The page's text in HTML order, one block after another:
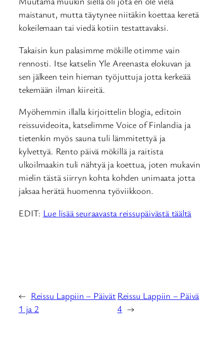
maistanut, mutta täytynee niitäkin koettaa keretä
kokeilemaan tai viedä kotiin testattavaksi.
Takaisin kun palasimme mökille otimme vain
rennosti. Itse katselin Yle Areenasta elokuvan ja
sen jälkeen tein hieman työjuttuja jotta kerkeää
tekemään ilman kiireitä.
Myöhemmin illalla kirjoittelin blogia, editoin
reissuvideoita, katselimme Voice of Finlandia ja
tietenkin myös sauna tuli lämmitettyä ja
kylvettyä. Rento päivä mökillä ja raitista
ulkoilmaakin tuli nähtyä ja koettua, joten mukavin
mielin tästä siirryn kohta kohden unimaata jotta
jaksaa herätä huomenna työviikkoon.
EDIT: Lue lisää seuraavasta reissupäivästä täältä
← Reissu Lappiin – Päivät
1 ja 2
Reissu Lappiin – Päivä
4 →